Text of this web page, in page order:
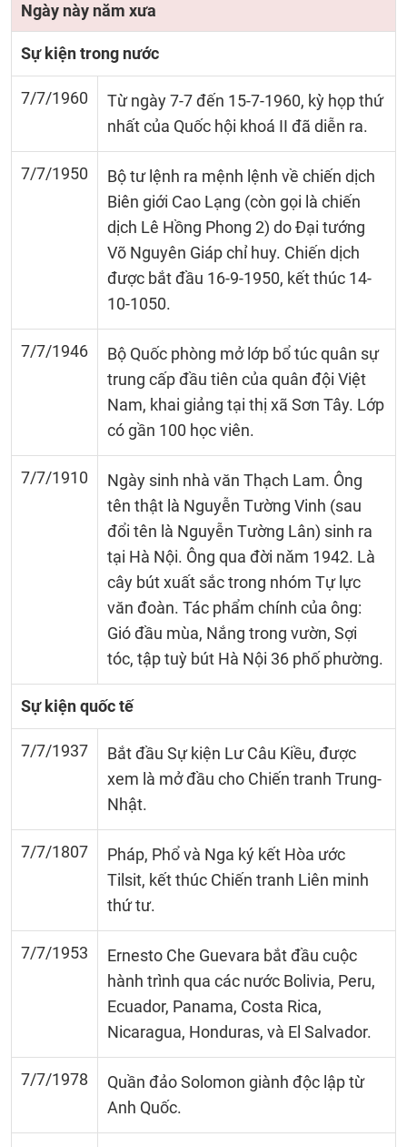
Ngày này năm xưa
Sự kiện trong nước
7/7/1960
Từ ngày 7-7 đến 15-7-1960, kỳ họp thứ
nhất của Quốc hội khoá II đã diễn ra.
7/7/1950
Bộ tư lệnh ra mệnh lệnh về chiến dịch
Biên giới Cao Lạng (còn gọi là chiến
dịch Lê Hồng Phong 2) do Đại tướng
Võ Nguyên Giáp chỉ huy. Chiến dịch
được bắt đầu 16-9-1950, kết thúc 14-
10-1050.
7/7/1946
Bộ Quốc phòng mở lớp bổ túc quân sự
trung cấp đầu tiên của quân đội Việt
Nam, khai giảng tại thị xã Sơn Tây. Lớp
có gần 100 học viên.
7/7/1910
Ngày sinh nhà văn Thạch Lam. Ông
tên thật là Nguyễn Tường Vinh (sau
đổi tên là Nguyễn Tường Lân) sinh ra
tại Hà Nội. Ông qua đời nǎm 1942. Là
cây bút xuất sắc trong nhóm Tự lực
văn đoàn. Tác phẩm chính của ông:
Gió đầu mùa, Nắng trong vườn, Sợi
tóc, tập tuỳ bút Hà Nội 36 phố phường.
Sự kiện quốc tế
7/7/1937
Bắt đầu Sự kiện Lư Câu Kiều, được
xem là mở đầu cho Chiến tranh Trung-
Nhật.
7/7/1807
Pháp, Phổ và Nga ký kết Hòa ước
Tilsit, kết thúc Chiến tranh Liên minh
thứ tư.
7/7/1953
Ernesto Che Guevara bắt đầu cuộc
hành trình qua các nước Bolivia, Peru,
Ecuador, Panama, Costa Rica,
Nicaragua, Honduras, và El Salvador.
7/7/1978
Quần đảo Solomon giành độc lập từ
Anh Quốc.